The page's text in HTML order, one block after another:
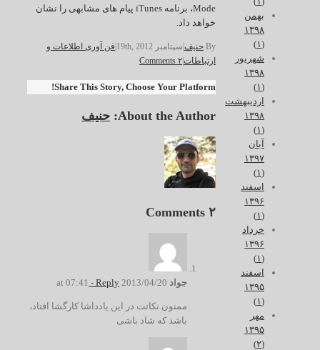
Mode، برنامه iTunes پیام های مشابهی را نشان
خواهد داد.
حنیف|سپتامبر 19th, 2012 |فن آوری اطلاعات و
ارتباطات|۲ Comments
Share This Story, Choose Your Platform!
About the Author: حنیف
جواد2013/04/20 at 07:41
- Reply
ممنون نکاتت در این یادداشا کارگشا افتاد،
باشد که شاد باشی
بهمن
۱۳۹۸
شهریور
۱۳۹۸
اردیبهشت
۱۳۹۸
آبان
۱۳۹۷
اسفند
۱۳۹۶
خرداد
۱۳۹۶
اسفند
۱۳۹۵
مهر
۱۳۹۵